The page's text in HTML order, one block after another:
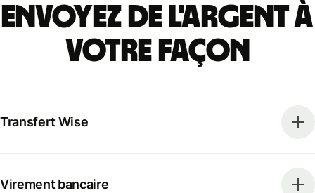
Envoyez de l'argent à
votre façon
Transfert Wise
Virement bancaire